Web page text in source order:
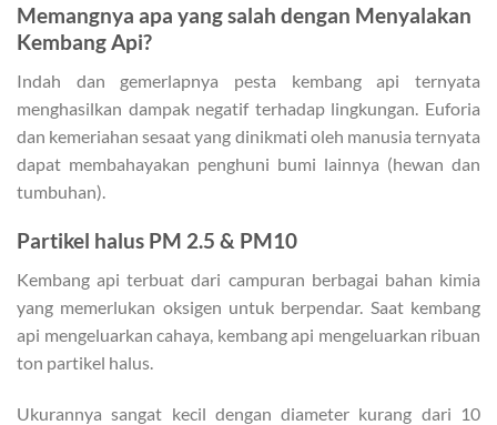
Memangnya apa yang salah dengan Menyalakan
Kembang Api?
Indah dan gemerlapnya pesta kembang api ternyata
menghasilkan dampak negatif terhadap lingkungan. Euforia
dan kemeriahan sesaat yang dinikmati oleh manusia ternyata
dapat membahayakan penghuni bumi lainnya (hewan dan
tumbuhan).
Partikel halus PM 2.5 & PM10
Kembang api terbuat dari campuran berbagai bahan kimia
yang memerlukan oksigen untuk berpendar. Saat kembang
api mengeluarkan cahaya, kembang api mengeluarkan ribuan
ton partikel halus.
Ukurannya sangat kecil dengan diameter kurang dari 10